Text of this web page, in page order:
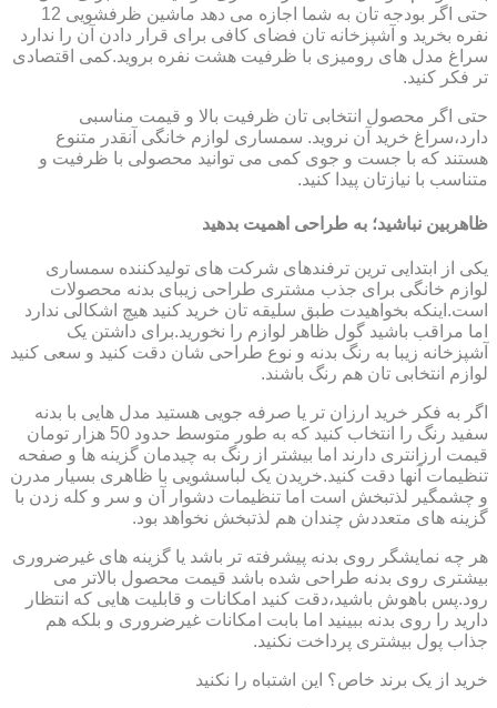
حتی اگر بودجه تان به شما اجازه می دهد ماشین ظرفشویی 12
نفره بخرید و آشپزخانه تان فضای کافی برای قرار دادن آن را ندارد
سراغ مدل های رومیزی با ظرفیت هشت نفره بروید.کمی اقتصادی
تر فکر کنید.
حتی اگر محصول انتخابی تان ظرفیت بالا و قیمت مناسبی
دارد،سراغ خرید آن نروید. سمساری لوازم خانگی آنقدر متنوع
هستند که با جست و جوی کمی می توانید محصولی با ظرفیت و
متناسب با نیازتان پیدا کنید.
ظاهربین نباشید؛ به طراحی اهمیت بدهید
یکی از ابتدایی ترین ترفندهای شرکت های تولیدکننده سمساری
لوازم خانگی برای جذب مشتری طراحی زیبای بدنه محصولات
است.اینکه بخواهیدت طبق سلیقه تان خرید کنید هیچ اشکالی ندارد
اما مراقب باشید گول ظاهر لوازم را نخورید.برای داشتن یک
آشپزخانه زیبا به رنگ بدنه و نوع طراحی شان دقت کنید و سعی کنید
لوازم انتخابی تان هم رنگ باشند.
اگر به فکر خرید ارزان تر یا صرفه جویی هستید مدل هایی با بدنه
سفید رنگ را انتخاب کنید که به طور متوسط حدود 50 هزار تومان
قیمت ارزانتری دارند اما بیشتر از رنگ به چیدمان گزینه ها و صفحه
تنظیمات آنها دقت کنید.خریدن یک لباسشویی با ظاهری بسیار مدرن
و چشمگیر لذتبخش است اما تنظیمات دشوار آن و سر و کله زدن با
گزینه های متعددش چندان هم لذتبخش نخواهد بود.
هر چه نمایشگر روی بدنه پیشرفته تر باشد یا گزینه های غیرضروری
بیشتری روی بدنه طراحی شده باشد قیمت محصول بالاتر می
رود.پس باهوش باشید،دقت کنید امکانات و قابلیت هایی که انتظار
دارید را روی بدنه ببینید اما بابت امکانات غیرضروری و بلکه هم
جذاب پول بیشتری پرداخت نکنید.
خرید از یک برند خاص؟ این اشتباه را نکنید